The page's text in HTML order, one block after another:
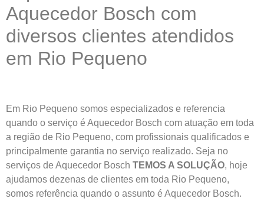
Aquecedor Bosch com
diversos clientes atendidos
em Rio Pequeno
Em Rio Pequeno somos especializados e referencia
quando o serviço é Aquecedor Bosch com atuação em toda
a região de Rio Pequeno, com profissionais qualificados e
principalmente garantia no serviço realizado. Seja no
serviços de Aquecedor Bosch TEMOS A SOLUÇÃO, hoje
ajudamos dezenas de clientes em toda Rio Pequeno,
somos referência quando o assunto é Aquecedor Bosch.